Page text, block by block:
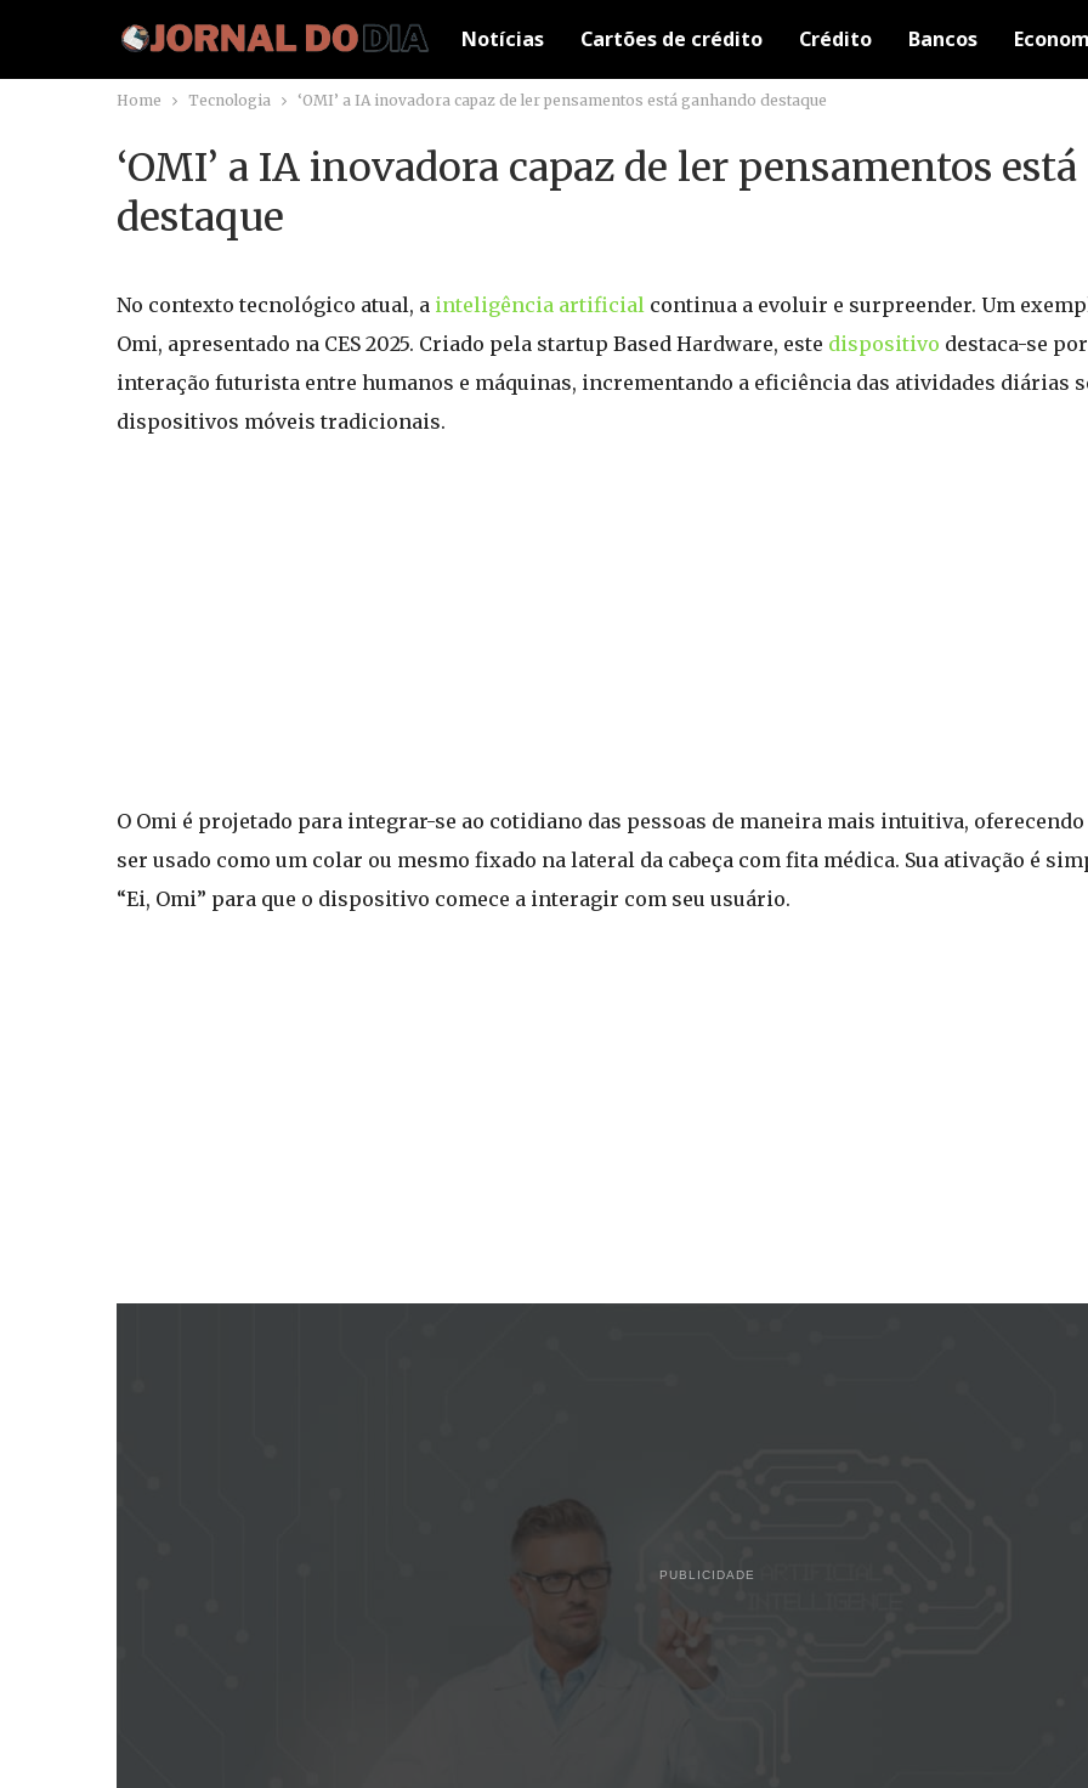
Notícias Cartões de crédito Crédito Bancos
Home Tecnologia ‘OMI’ a IA inovadora capaz de ler pensamentos está ganhando destaque
‘OMI’ a IA inovadora capaz de ler pensamentos
destaque
No contexto tecnológico atual, a inteligência artificial continua a evoluir e surpreender. Um
Omi, apresentado na CES 2025. Criado pela startup Based Hardware, este dispositivo destaca-se
interação futurista entre humanos e máquinas, incrementando a eficiência das atividades diárias
dispositivos móveis tradicionais.
O Omi é projetado para integrar-se ao cotidiano das pessoas de maneira mais intuitiva,
ser usado como um colar ou mesmo fixado na lateral da cabeça com fita médica. Sua ativação é
“Ei, Omi” para que o dispositivo comece a interagir com seu usuário.
PUBLICIDADE